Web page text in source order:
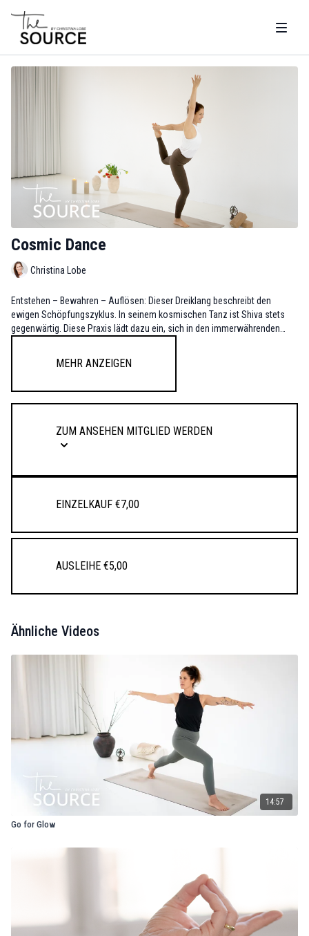
Cosmic Dance
Christina Lobe
Entstehen – Bewahren – Auflösen: Dieser Dreiklang beschreibt den
ewigen Schöpfungszyklus. In seinem kosmischen Tanz ist Shiva stets
gegenwärtig. Diese Praxis lädt dazu ein, sich in den immerwährenden
Mehr anzeigen
ZUM ANSEHEN MITGLIED WERDEN
Einzelkauf €7,00
Ausleihe €5,00
Ähnliche Videos
14:57
Go for Glow